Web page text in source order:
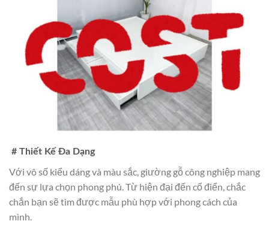
# Thiết Kế Đa Dạng
Với vô số kiểu dáng và màu sắc, giường gỗ công nghiệp mang
đến sự lựa chọn phong phú. Từ hiện đại đến cổ điển, chắc
chắn bạn sẽ tìm được mẫu phù hợp với phong cách của
mình.